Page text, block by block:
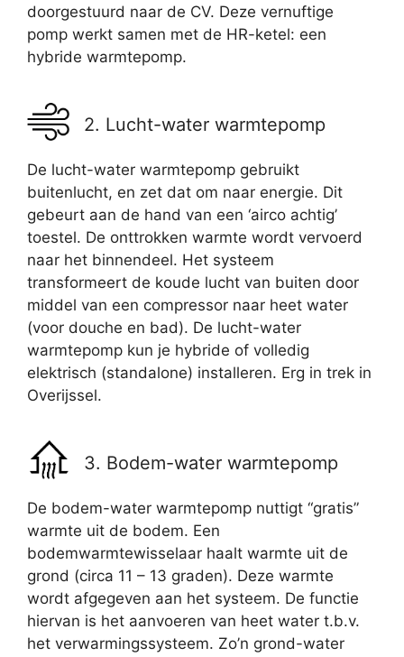
doorgestuurd naar de CV. Deze vernuftige
pomp werkt samen met de HR-ketel: een
hybride warmtepomp.
2. Lucht-water warmtepomp
De lucht-water warmtepomp gebruikt
buitenlucht, en zet dat om naar energie. Dit
gebeurt aan de hand van een ‘airco achtig’
toestel. De onttrokken warmte wordt vervoerd
naar het binnendeel. Het systeem
transformeert de koude lucht van buiten door
middel van een compressor naar heet water
(voor douche en bad). De lucht-water
warmtepomp kun je hybride of volledig
elektrisch (standalone) installeren. Erg in trek in
Overijssel.
3. Bodem-water warmtepomp
De bodem-water warmtepomp nuttigt “gratis”
warmte uit de bodem. Een
bodemwarmtewisselaar haalt warmte uit de
grond (circa 11 – 13 graden). Deze warmte
wordt afgegeven aan het systeem. De functie
hiervan is het aanvoeren van heet water t.b.v.
het verwarmingssysteem. Zo’n grond-water